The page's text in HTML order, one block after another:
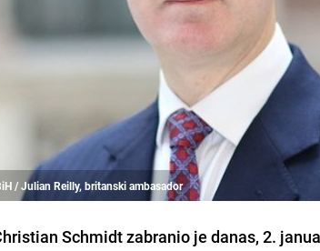
/ Julian Reilly, britanski ambasador
Schmidt zabranio je danas, 2.